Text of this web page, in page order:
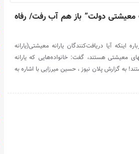
معیشتی دولت” باز هم آب رفت/ رفاه
آیا دریافت‌کنندگان یارانه معیشتی(یارانه
معیشتی هستند، گفت: خانواده‌هایی که یارانه
به گزارش پلان نیوز ، حسین میرزایی با اشاره به